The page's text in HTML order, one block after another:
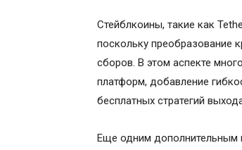
Стейблкоины, такие как
поскольку преобразование
сборов. В этом аспекте
платформ, добавление
бесплатных стратегий
Еще одним дополнительным